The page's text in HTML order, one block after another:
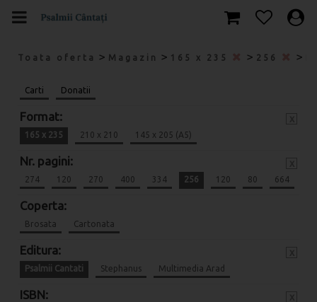
Toata oferta > Magazin > 165 x 235 > 256 >
Carti Donatii
Format:
165 x 235 210 x 210 145 x 205 (A5)
Nr. pagini:
274 120 270 400 334 256 120 80 664
Coperta:
Brosata Cartonata
Editura:
Psalmii Cantati Stephanus Multimedia Arad
ISBN: